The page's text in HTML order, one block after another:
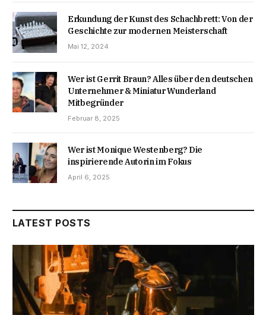
Erkundung der Kunst des Schachbrett: Von der
Geschichte zur modernen Meisterschaft
Mai 12, 2024
Wer ist Gerrit Braun? Alles über den deutschen
Unternehmer & Miniatur Wunderland
Mitbegründer
Februar 8, 2025
Wer ist Monique Westenberg? Die
inspirierende Autorin im Fokus
April 6, 2025
LATEST POSTS